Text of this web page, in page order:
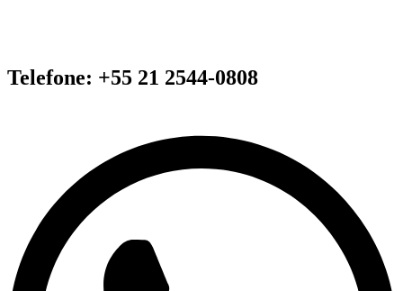
Telefone: +55 21 2544-0808